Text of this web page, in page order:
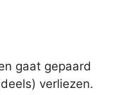
gaat gepaard
verliezen.